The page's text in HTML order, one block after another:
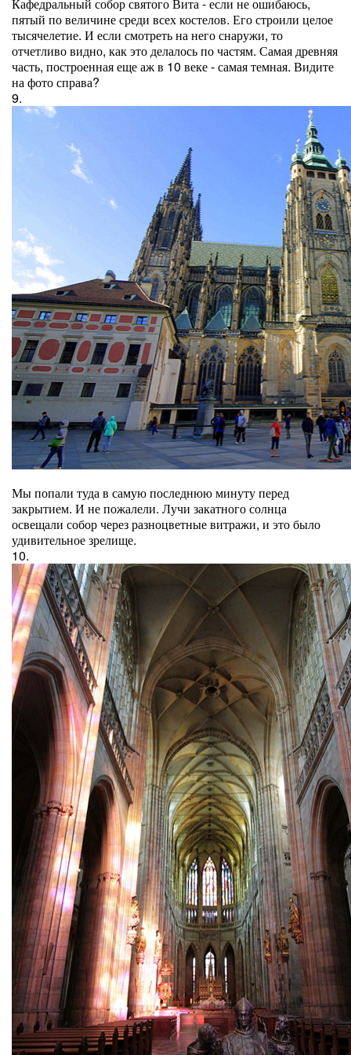
пятый по величине среди всех костелов. Его строили целое
тысячелетие. И если смотреть на него снаружи, то
отчетливо видно, как это делалось по частям. Самая древняя
часть, построенная еще аж в 10 веке - самая темная. Видите
на фото справа?
9.
Мы попали туда в самую последнюю минуту перед
закрытием. И не пожалели. Лучи закатного солнца
освещали собор через разноцветные витражи, и это было
удивительное зрелище.
10.